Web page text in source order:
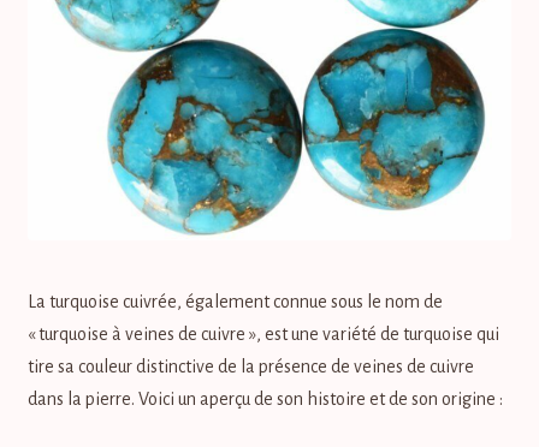
Lépidolite, Pierre du calme mental
Morganite, Pierre de la tendresse
Nacre, Pierre de l’harmonie
Obsidienne, Pierre de protection
Oeil de tigre, Pierre anti-stress
Onyx Blanc, Pierre de protection
La turquoise cuivrée, également connue sous le nom de
« turquoise à veines de cuivre », est une variété de turquoise qui
tire sa couleur distinctive de la présence de veines de cuivre
dans la pierre. Voici un aperçu de son histoire et de son origine :